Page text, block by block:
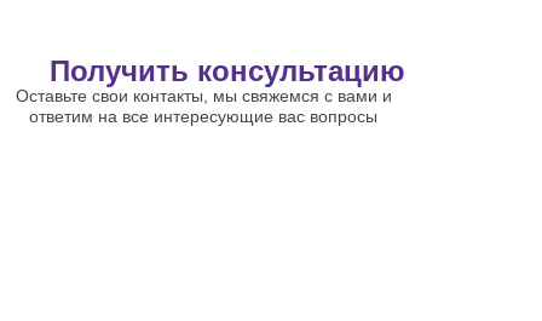
Получить консультацию
Оставьте свои контакты, мы свяжемся с вами и
ответим на все интересующие вас вопросы